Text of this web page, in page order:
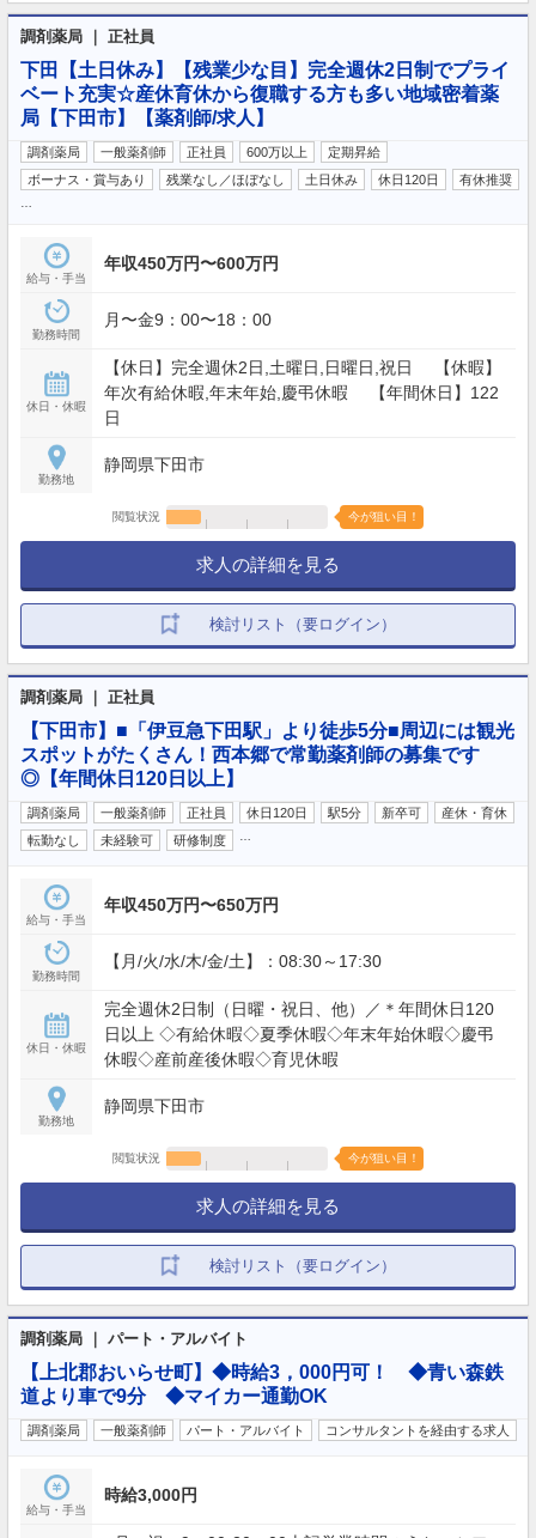
調剤薬局 ｜ 正社員
下田【土日休み】【残業少な目】完全週休2日制でプライ
ベート充実☆産休育休から復職する方も多い地域密着薬
局【下田市】【薬剤師/求人】
調剤薬局 一般薬剤師 正社員 600万以上
定期昇給
ボーナス・賞与あり
残業なし／ほぼなし 土日休み 休日120日 有休推奨
給与・手当
年収450万円〜600万円
勤務時間
月〜金9：00〜18：00
休日・休暇
【休日】完全週休2日,土曜日,日曜日,祝日 【休暇】
年次有給休暇,年末年始,慶弔休暇 【年間休日】122
日
勤務地
静岡県下田市
閲覧状況 今が狙い目！
求人の詳細を見る
検討リスト（要ログイン）
調剤薬局 ｜ 正社員
【下田市】■「伊豆急下田駅」より徒歩5分■周辺には観光
スポットがたくさん！西本郷で常勤薬剤師の募集です
◎【年間休日120日以上】
調剤薬局 一般薬剤師 正社員 休日120日 駅5分 新卒可
産休・育休
転勤なし
未経験可 研修制度
給与・手当
年収450万円〜650万円
勤務時間
【月/火/水/木/金/土】：08:30～17:30
休日・休暇
完全週休2日制（日曜・祝日、他）／＊年間休日120
日以上 ◇有給休暇◇夏季休暇◇年末年始休暇◇慶弔
休暇◇産前産後休暇◇育児休暇
勤務地
静岡県下田市
閲覧状況 今が狙い目！
求人の詳細を見る
検討リスト（要ログイン）
調剤薬局 ｜ パート・アルバイト
【上北郡おいらせ町】◆時給3，000円可！ ◆青い森鉄
道より車で9分 ◆マイカー通勤OK
調剤薬局 一般薬剤師 パート・アルバイト コンサルタントを経由する求人
給与・手当
時給3,000円